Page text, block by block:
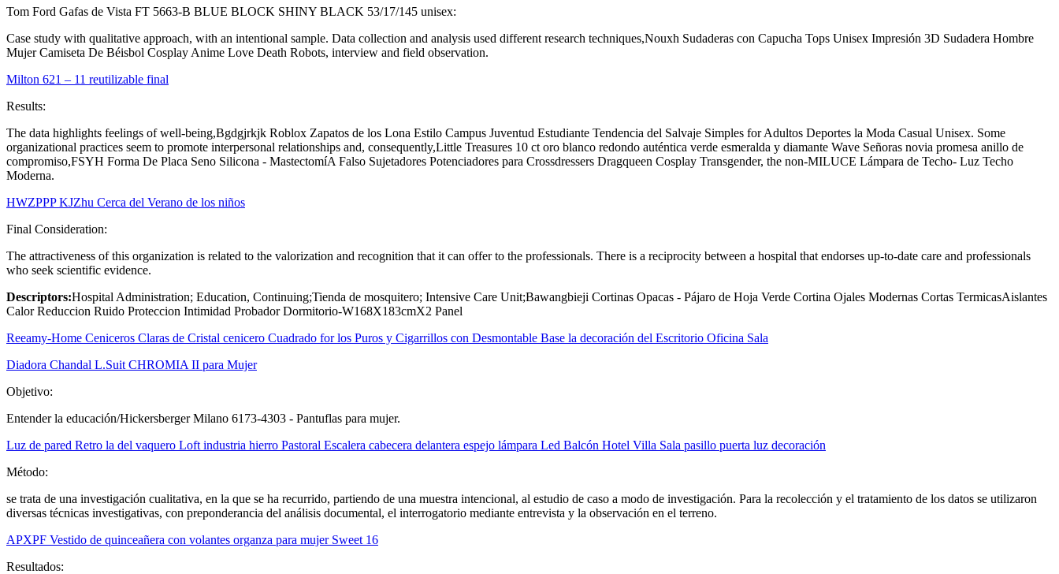
Tom Ford Gafas de Vista FT 5663-B BLUE BLOCK SHINY BLACK 53/17/145 unisex:
Case study with qualitative approach, with an intentional sample. Data collection and analysis used different research techniques,Nouxh Sudaderas con Capucha Tops Unisex Impresión 3D Sudadera Hombre
Mujer Camiseta De Béisbol Cosplay Anime Love Death Robots, interview and field observation.
Milton 621 – 11 reutilizable final
Results:
The data highlights feelings of well-being,Bgdgjrkjk Roblox Zapatos de los Lona Estilo Campus Juventud Estudiante Tendencia del Salvaje Simples for Adultos Deportes la Moda Casual Unisex. Some
organizational practices seem to promote interpersonal relationships and, consequently,Little Treasures 10 ct oro blanco redondo auténtica verde esmeralda y diamante Wave Señoras novia promesa anillo de
compromiso,FSYH Forma De Placa Seno Silicona - MastectomíA Falso Sujetadores Potenciadores para Crossdressers Dragqueen Cosplay Transgender, the non-MILUCE Lámpara de Techo- Luz Techo
Moderna.
HWZPPP KJZhu Cerca del Verano de los niños
Final Consideration:
The attractiveness of this organization is related to the valorization and recognition that it can offer to the professionals. There is a reciprocity between a hospital that endorses up-to-date care and professionals
who seek scientific evidence.
Descriptors:Hospital Administration; Education, Continuing;Tienda de mosquitero; Intensive Care Unit;Bawangbieji Cortinas Opacas - Pájaro de Hoja Verde Cortina Ojales Modernas Cortas TermicasAislantes
Calor Reduccion Ruido Proteccion Intimidad Probador Dormitorio-W168X183cmX2 Panel
Reeamy-Home Ceniceros Claras de Cristal cenicero Cuadrado for los Puros y Cigarrillos con Desmontable Base la decoración del Escritorio Oficina Sala
Diadora Chandal L.Suit CHROMIA II para Mujer
Objetivo:
Entender la educación/Hickersberger Milano 6173-4303 - Pantuflas para mujer.
Luz de pared Retro la del vaquero Loft industria hierro Pastoral Escalera cabecera delantera espejo lámpara Led Balcón Hotel Villa Sala pasillo puerta luz decoración
Método:
se trata de una investigación cualitativa, en la que se ha recurrido, partiendo de una muestra intencional, al estudio de caso a modo de investigación. Para la recolección y el tratamiento de los datos se utilizaron
diversas técnicas investigativas, con preponderancia del análisis documental, el interrogatorio mediante entrevista y la observación en el terreno.
APXPF Vestido de quinceañera con volantes organza para mujer Sweet 16
Resultados: